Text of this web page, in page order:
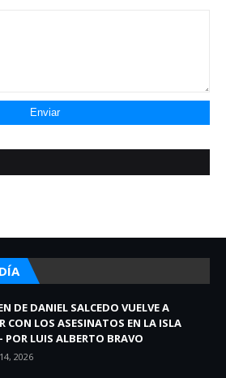
DE DANIEL SALCEDO VUELVE A
CON LOS ASESINATOS EN LA ISLA
POR LUIS ALBERTO BRAVO
2026